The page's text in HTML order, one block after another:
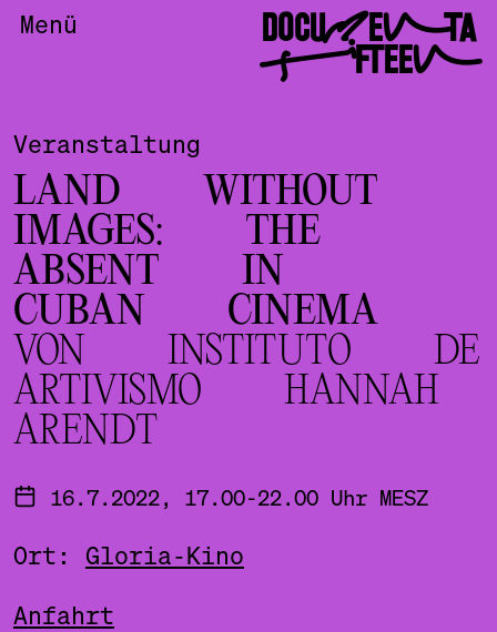
Menü DOCUMENTA
FIFTEEN
Veranstaltung
LAND WITHOUT
IMAGES: THE
ABSENT IN
CUBAN CINEMA
VON INSTITUTO DE
ARTIVISMO HANNAH
ARENDT
16.7.2022, 17.00-22.00 Uhr MESZ
Ort: Gloria-Kino
Anfahrt